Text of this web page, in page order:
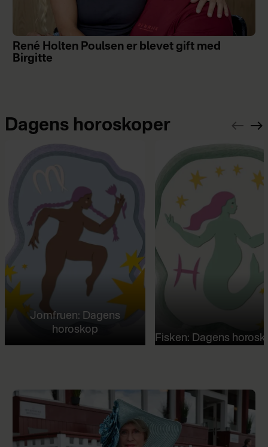
René Holten Poulsen er blevet gift med
Birgitte
Dagens horoskoper
Jomfruen: Dagens
horoskop
Fisken: Dagens